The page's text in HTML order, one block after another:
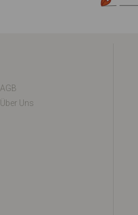
AGB
Über Uns